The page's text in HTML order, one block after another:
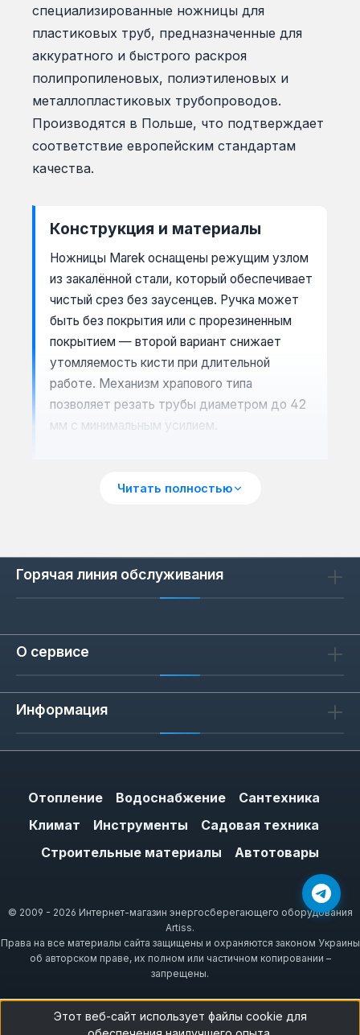
специализированные ножницы для
пластиковых труб, предназначенные для
аккуратного и быстрого раскроя
полипропиленовых, полиэтиленовых и
металлопластиковых трубопроводов.
Производятся в Польше, что подтверждает
соответствие европейским стандартам
качества.
Конструкция и материалы
Ножницы Marek оснащены режущим узлом
из закалённой стали, который обеспечивает
чистый срез без заусенцев. Ручка может
быть без покрытия или с прорезиненным
покрытием — второй вариант снижает
утомляемость кисти при длительной
работе. Механизм храпового типа
позволяет резать трубы диаметром до 42
мм с минимальным усилием.
Сценарии применения
канализации. Ножницы Marek подходят для
использовать в труднодоступных местах
— под раковиной, в нишах или за стояками.
При выборе обращайте внимание на
монтажа достаточно 32-42 мм.
Прорезиненная ручка предпочтительна при
суставы. Для профессионального
использования выбирайте модели с
храповым механизмом: они требуют
меньше усилий и дают ровный срез.
Читать полностью
Горячая линия обслуживания
О сервисе
Информация
Отопление Водоснабжение
Сантехника
Климат
Инструменты
Садовая техника
Строительные материалы
Автотовары
© 2009 - 2026 Интернет-магазин энергосберегающего оборудования
Artiss.
Права на все материалы сайта защищены и охраняются законом Украины
об авторском праве, их полном или частичном копировании –
запрещены.
Этот веб-сайт использует файлы cookie для